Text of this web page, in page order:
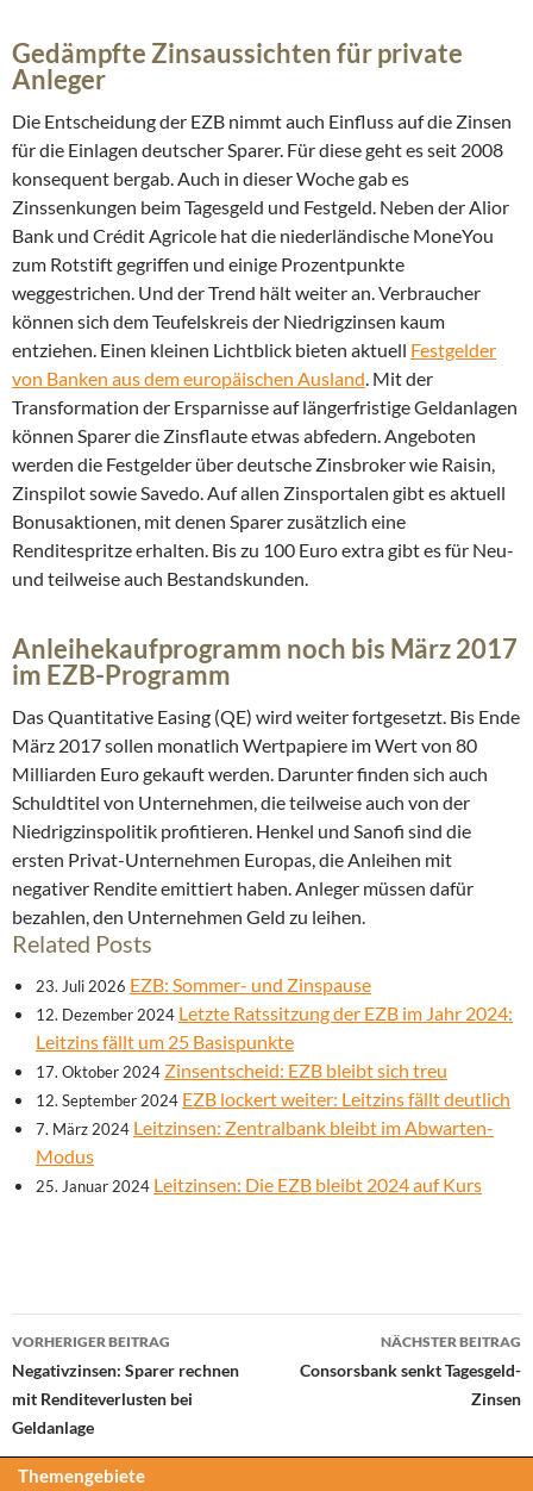
Gedämpfte Zinsaussichten für private
Anleger
Die Entscheidung der EZB nimmt auch Einfluss auf die Zinsen
für die Einlagen deutscher Sparer. Für diese geht es seit 2008
konsequent bergab. Auch in dieser Woche gab es
Zinssenkungen beim Tagesgeld und Festgeld. Neben der Alior
Bank und Crédit Agricole hat die niederländische MoneYou
zum Rotstift gegriffen und einige Prozentpunkte
weggestrichen. Und der Trend hält weiter an. Verbraucher
können sich dem Teufelskreis der Niedrigzinsen kaum
entziehen. Einen kleinen Lichtblick bieten aktuell Festgelder
von Banken aus dem europäischen Ausland. Mit der
Transformation der Ersparnisse auf längerfristige Geldanlagen
können Sparer die Zinsflaute etwas abfedern. Angeboten
werden die Festgelder über deutsche Zinsbroker wie Raisin,
Zinspilot sowie Savedo. Auf allen Zinsportalen gibt es aktuell
Bonusaktionen, mit denen Sparer zusätzlich eine
Renditespritze erhalten. Bis zu 100 Euro extra gibt es für Neu-
und teilweise auch Bestandskunden.
Anleihekaufprogramm noch bis März 2017
im EZB-Programm
Das Quantitative Easing (QE) wird weiter fortgesetzt. Bis Ende
März 2017 sollen monatlich Wertpapiere im Wert von 80
Milliarden Euro gekauft werden. Darunter finden sich auch
Schuldtitel von Unternehmen, die teilweise auch von der
Niedrigzinspolitik profitieren. Henkel und Sanofi sind die
ersten Privat-Unternehmen Europas, die Anleihen mit
negativer Rendite emittiert haben. Anleger müssen dafür
bezahlen, den Unternehmen Geld zu leihen.
Related Posts
23. Juli 2026 EZB: Sommer- und Zinspause
12. Dezember 2024 Letzte Ratssitzung der EZB im Jahr 2024:
Leitzins fällt um 25 Basispunkte
17. Oktober 2024 Zinsentscheid: EZB bleibt sich treu
12. September 2024 EZB lockert weiter: Leitzins fällt deutlich
7. März 2024 Leitzinsen: Zentralbank bleibt im Abwarten-
Modus
25. Januar 2024 Leitzinsen: Die EZB bleibt 2024 auf Kurs
Beitrags-
Navigation
VORHERIGER BEITRAG
Negativzinsen: Sparer rechnen
mit Renditeverlusten bei
Geldanlage
NÄCHSTER BEITRAG
Consorsbank senkt Tagesgeld-
Zinsen
Themengebiete